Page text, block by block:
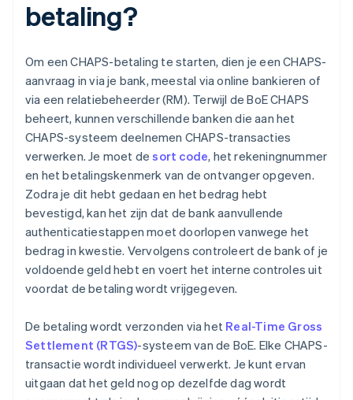
betaling?
Om een CHAPS-betaling te starten, dien je een CHAPS-
aanvraag in via je bank, meestal via online bankieren of
via een relatiebeheerder (RM). Terwijl de BoE CHAPS
beheert, kunnen verschillende banken die aan het
CHAPS-systeem deelnemen CHAPS-transacties
verwerken. Je moet desort code, het rekeningnummer
en het betalingskenmerk van de ontvanger opgeven.
Zodra je dit hebt gedaan en het bedrag hebt
bevestigd, kan het zijn dat de bank aanvullende
authenticatiestappen moet doorlopen vanwege het
bedrag in kwestie. Vervolgens controleert de bank of je
voldoende geld hebt en voert het interne controles uit
voordat de betaling wordt vrijgegeven.
De betaling wordt verzonden via het Real-Time Gross
Settlement (RTGS)-systeem van de BoE. Elke CHAPS-
transactie wordt individueel verwerkt. Je kunt ervan
uitgaan dat het geld nog op dezelfde dag wordt